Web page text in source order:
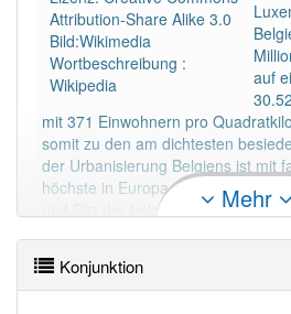
Attribution-Share Alike 3.0
Bild:Wikimedia
Wortbeschreibung :
Wikipedia
auf
mit 371 Einwohnern pro
somit zu den am dichtesten
der Urbanisierung Belgiens ist mit
höchste in Europa. Die Stadt
und Sitz der belgischen
Charleroi, Lüttich, Brügge und
Mehr
Konjunktion